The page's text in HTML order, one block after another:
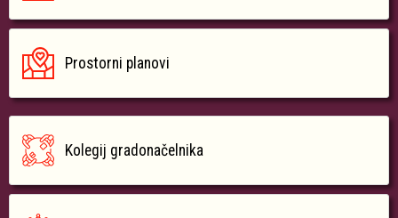
Prostorni planovi
Kolegij gradonačelnika